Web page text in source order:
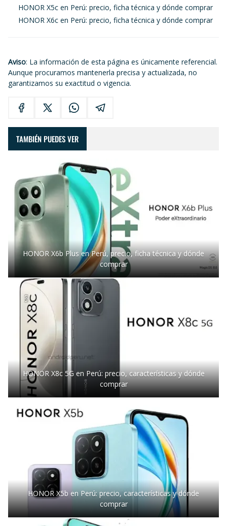
HONOR X5c en Perú: precio, ficha técnica y dónde comprar
HONOR X6c en Perú: precio, ficha técnica y dónde comprar
Aviso: La información de esta página es únicamente referencial.
Aunque procuramos mantenerla precisa y actualizada, no
garantizamos su exactitud o vigencia.
TAMBIÉN PUEDES VER
HONOR X6b Plus en Perú, precio, ficha técnica y dónde
comprar
HONOR X8c 5G en Perú: precio, características y dónde
comprar
HONOR X5b en Perú: precio, características y dónde
comprar